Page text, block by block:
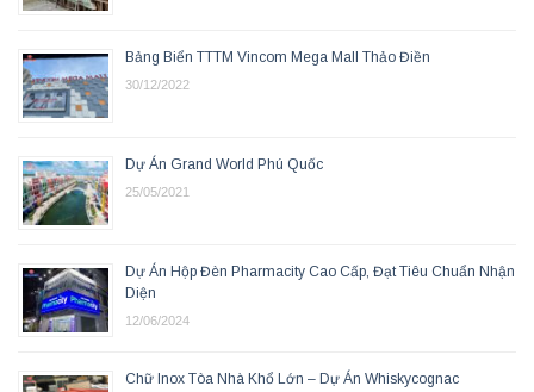
Bảng Biển TTTM Vincom Mega Mall Thảo Điền
30/12/2022
Dự Án Grand World Phú Quốc
25/05/2021
Dự Án Hộp Đèn Pharmacity Cao Cấp, Đạt Tiêu Chuẩn Nhận
Diện
12/06/2024
Chữ Inox Tòa Nhà Khổ Lớn – Dự Án Whiskycognac